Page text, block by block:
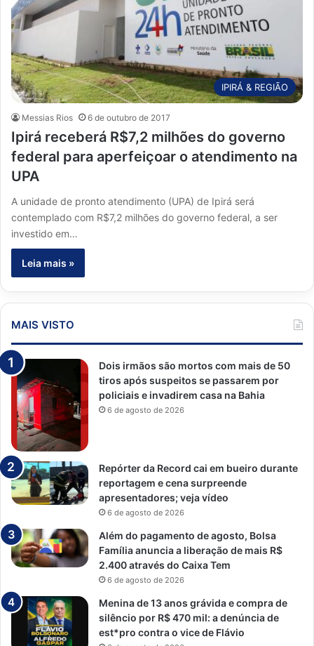
IPIRÁ & REGIÃO
Messias Rios 6 de outubro de 2017
Ipirá receberá R$7,2 milhões do governo
federal para aperfeiçoar o atendimento na
UPA
A unidade de pronto atendimento (UPA) de Ipirá será
contemplado com R$7,2 milhões do governo federal, a ser
investido em…
Leia mais »
MAIS VISTO
Dois irmãos são mortos com mais de 50
tiros após suspeitos se passarem por
policiais e invadirem casa na Bahia
6 de agosto de 2026
Repórter da Record cai em bueiro durante
reportagem e cena surpreende
apresentadores; veja vídeo
6 de agosto de 2026
Além do pagamento de agosto, Bolsa
Família anuncia a liberação de mais R$
2.400 através do Caixa Tem
6 de agosto de 2026
Menina de 13 anos grávida e compra de
silêncio por R$ 470 mil: a denúncia de
est*pro contra o vice de Flávio